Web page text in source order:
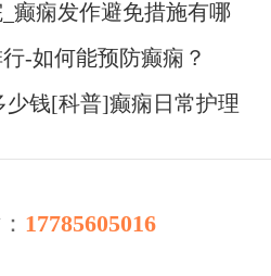
癫痫发作避免措施有哪
-如何能预防癫痫？
少钱[科普]癫痫日常护理
17785605016